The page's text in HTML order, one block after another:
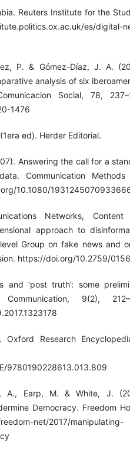
Reuters Institute for the
es/digital-
P. & Gómez-Díaz, J. A.
analysis of six
Social, 78,
1476
ed). Herder Editorial.
Answering the call for a
Communication Methods
10.1080/
Networks, Content
approach to
Group on fake news and
https://doi.org/10.2759/0156
and ‘post truth’: some
9(2),
Oxford Research
9780190228613.013.809
A., Earp, M. & White, J.
Democracy. Freedom
net/2017/manipulating-